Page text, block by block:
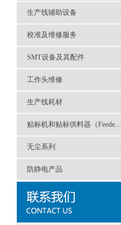
生产线辅助设备
校准及维修服务
SMT设备及其配件
工作头维修
生产线耗材
贴标机和贴标供料器（Feede...
无尘系列
防静电产品